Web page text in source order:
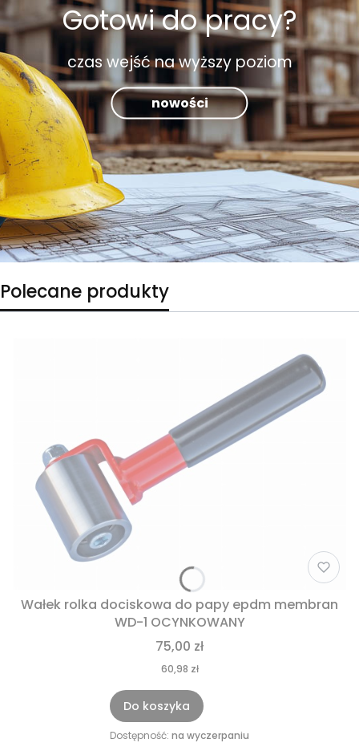
Gotowi do pracy?
czas wejść na wyższy poziom
nowości
Polecane produkty
Wałek rolka dociskowa do papy epdm membran
WD-1 OCYNKOWANY
75,00 zł
60,98 zł
Do koszyka
Dostępność: na wyczerpaniu